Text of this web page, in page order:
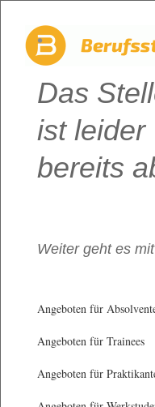
Das
ist leider
bereits
Weiter geht es mit
Angeboten für
Angeboten für Trainees
Angeboten für